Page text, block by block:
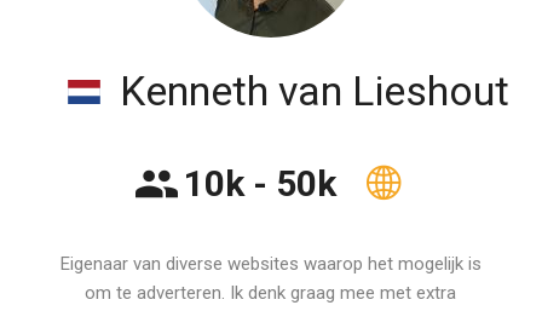
Kenneth van Lieshout
10k - 50k
Eigenaar van diverse websites waarop het mogelijk is
om te adverteren. Ik denk graag mee met extra